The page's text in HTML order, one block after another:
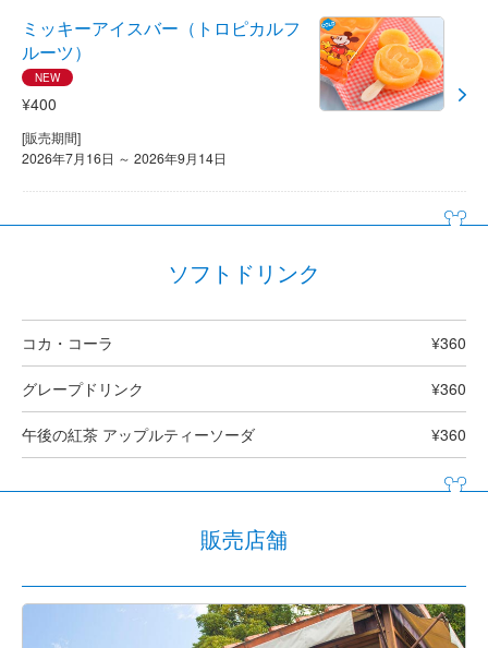
ミッキーアイスバー（トロピカルフ
ルーツ）
NEW
¥400
[販売期間]
2026年7月16日 ～ 2026年9月14日
ソフトドリンク
コカ・コーラ ¥360
グレープドリンク ¥360
午後の紅茶 アップルティーソーダ ¥360
販売店舗